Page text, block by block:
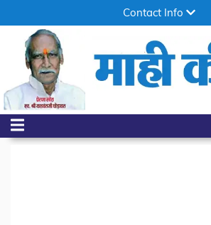
Contact Info